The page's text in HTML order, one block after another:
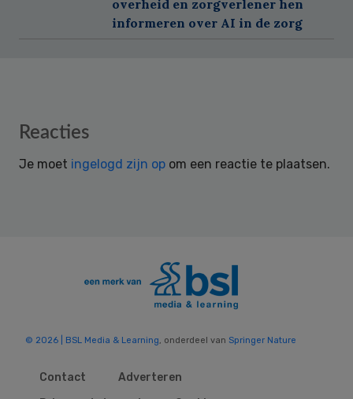
overheid en zorgverlener hen
informeren over AI in de zorg
Reader
Reacties
Je moet ingelogd zijn op om een reactie te plaatsen.
© 2026 | BSL Media & Learning , onderdeel van Springer Nature
Contact
Adverteren